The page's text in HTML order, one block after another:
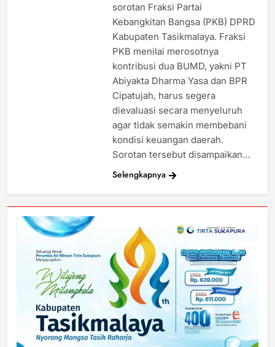
sorotan Fraksi Partai
Kebangkitan Bangsa (PKB) DPRD
Kabupaten Tasikmalaya. Fraksi
PKB menilai merosotnya
kontribusi dua BUMD, yakni PT
Abiyakta Dharma Yasa dan BPR
Cipatujah, harus segera
dievaluasi secara menyeluruh
agar tidak semakin membebani
kondisi keuangan daerah.
Sorotan tersebut disampaikan…
Selengkapnya